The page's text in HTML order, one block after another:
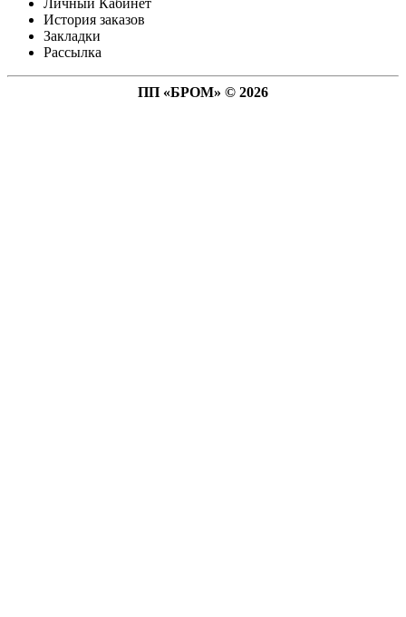
Личный Кабинет
История заказов
Закладки
Рассылка
ПП «БРОМ» © 2026